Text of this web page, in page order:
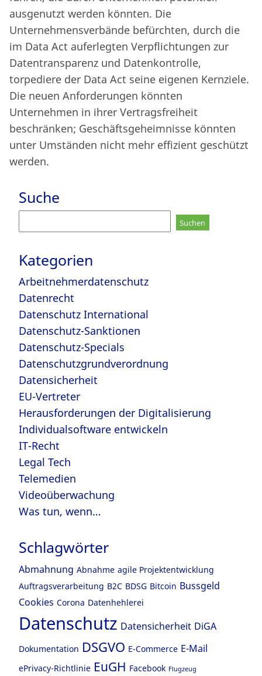
ausgenutzt werden könnten. Die
Unternehmensverbände befürchten, durch die
im Data Act auferlegten Verpflichtungen zur
Datentransparenz und Datenkontrolle,
torpediere der Data Act seine eigenen Kernziele.
Die neuen Anforderungen könnten
Unternehmen in ihrer Vertragsfreiheit
beschränken; Geschäftsgeheimnisse könnten
unter Umständen nicht mehr effizient geschützt
werden.
Suche
nach:
Kategorien
Arbeitnehmerdatenschutz
Datenrecht
Datenschutz International
Datenschutz-Sanktionen
Datenschutz-Specials
Datenschutzgrundverordnung
Datensicherheit
EU-Vertreter
Herausforderungen der Digitalisierung
Individualsoftware entwickeln
IT-Recht
Legal Tech
Telemedien
Videoüberwachung
Was tun, wenn…
Schlagwörter
Abmahnung Abnahme agile Projektentwicklung
Auftragsverarbeitung B2C BDSG Bitcoin Bussgeld
Cookies Corona Datenhehlerei
Datenschutz Datensicherheit DiGA
Dokumentation DSGVO E-Commerce E-Mail
ePrivacy-Richtlinie EuGH Facebook Flugzeug